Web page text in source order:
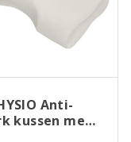
Anti-
kussen met